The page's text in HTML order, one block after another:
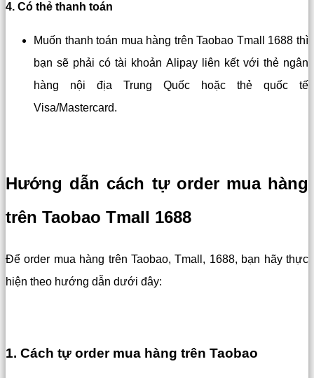
4. Có thẻ thanh toán
Muốn thanh toán mua hàng trên Taobao Tmall 1688 thì
bạn sẽ phải có tài khoản Alipay liên kết với thẻ ngân
hàng nội địa Trung Quốc hoặc thẻ quốc tế
Visa/Mastercard.
Hướng dẫn cách tự order mua hàng
trên Taobao Tmall 1688
Để order mua hàng trên Taobao, Tmall, 1688, bạn hãy thực
hiện theo hướng dẫn dưới đây:
1. Cách tự order mua hàng trên Taobao